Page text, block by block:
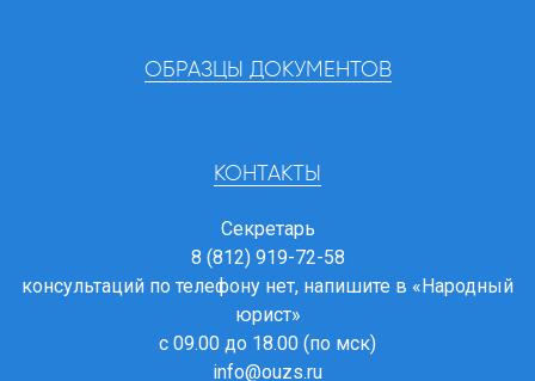
ОБРАЗЦЫ ДОКУМЕНТОВ
КОНТАКТЫ
Секретарь
8 (812) 919-72-58
консультаций по телефону нет, напишите в «Народный
юрист»
с 09.00 до 18.00 (по мск)
info@ouzs.ru